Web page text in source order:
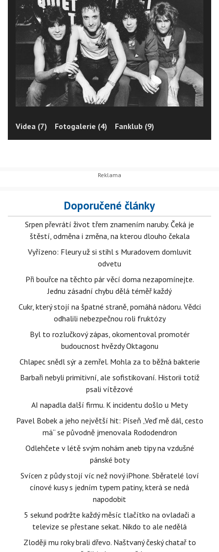
Videa (7) Fotogalerie (4) Fanklub (9)
Doporučené články
Srpen převrátí život třem znamením naruby. Čeká je
štěstí, odměna i změna, na kterou dlouho čekala
Vyřízeno: Fleury už si stihl s Muradovem domluvit
odvetu
Při bouřce na těchto pár věcí doma nezapomínejte.
Jednu zásadní chybu dělá téměř každý
Cukr, který stojí na špatné straně, pomáhá nádoru. Vědci
odhalili nebezpečnou roli fruktózy
Byl to rozlučkový zápas, okomentoval promotér
budoucnost hvězdy Oktagonu
Chlapec snědl sýr a zemřel. Mohla za to běžná bakterie
Barbaři nebyli primitivní, ale sofistikovaní. Historii totiž
psali vítězové
AI napadla další firmu. K incidentu došlo u Mety
Pavel Bobek a jeho největší hit: Píseň „Veď mě dál, cesto
má“ se původně jmenovala Rododendron
Odlehčete v létě svým nohám aneb tipy na vzdušné
pánské boty
Svícen z půdy stojí víc než nový iPhone. Sběratelé loví
cínové kusy s jedním typem patiny, která se nedá
napodobit
5 sekund podržte každý měsíc tlačítko na ovladači a
televize se přestane sekat. Nikdo to ale nedělá
Zloději mu roky brali dřevo. Naštvaný český chatař to